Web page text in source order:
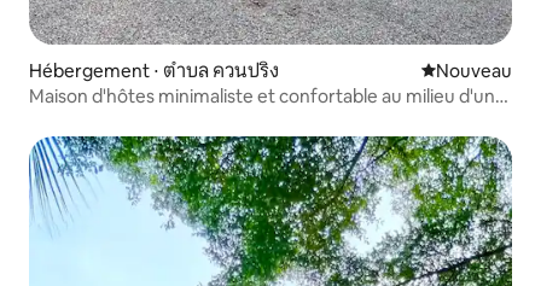
Hébergement ⋅ ตำบล ควนปริง Nouvel
Nouveau
Maison d'hôtes minimaliste et confortable au milieu d'une